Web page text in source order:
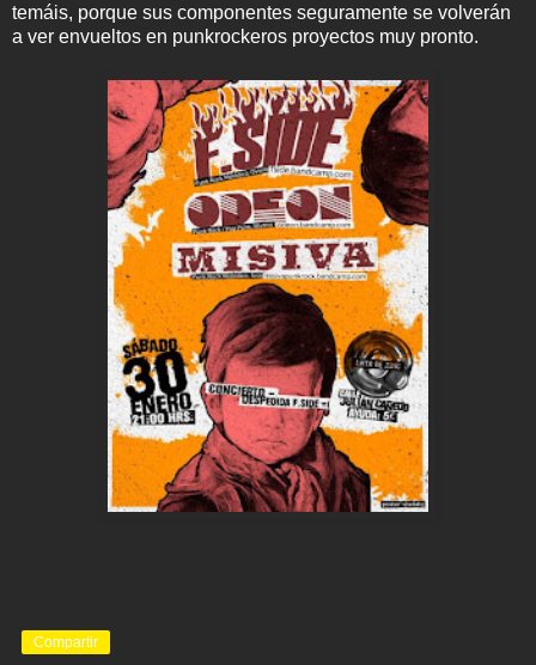
temáis, porque sus componentes seguramente se volverán
a ver envueltos en punkrockeros proyectos muy pronto.
Compartir